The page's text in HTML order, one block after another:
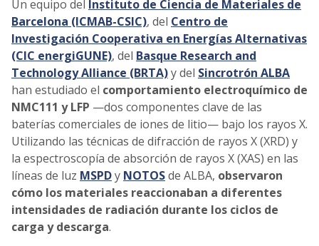
Un equipo del Instituto de Ciencia de Materiales de
Barcelona (ICMAB-CSIC), del Centro de
Investigación Cooperativa en Energías Alternativas
(CIC energiGUNE), del Basque Research and
Technology Alliance (BRTA)y del Sincrotrón ALBA
han estudiado el comportamiento electroquímico de
NMC111 y LFP —dos componentes clave de las
baterías comerciales de iones de litio— bajo los rayos X.
Utilizando las técnicas de difracción de rayos X (XRD) y
la espectroscopía de absorción de rayos X (XAS) en las
líneas de luz MSPDy NOTOSde ALBA, observaron
cómo los materiales reaccionaban a diferentes
intensidades de radiación durante los ciclos de
carga y descarga.